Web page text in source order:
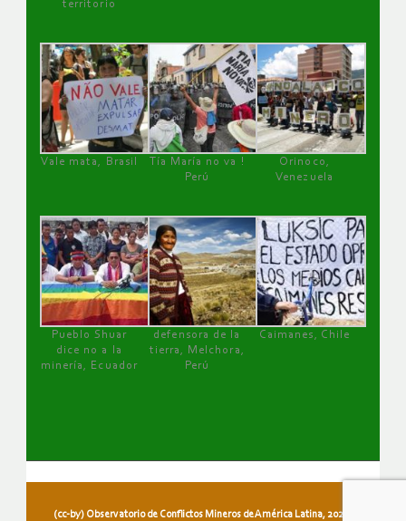
territorio
Vale mata, Brasil
Tía María no va !
Perú
Orinoco,
Venezuela
Pueblo Shuar
dice no a la
minería, Ecuador
defensora de la
tierra, Melchora,
Perú
Caimanes, Chile
(cc-by) Observatorio de Conflictos Mineros de América Latina, 2026